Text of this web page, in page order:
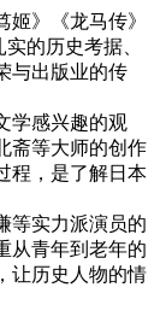
姬》《龙马传》
的历史考据、
与出版业的传
学感兴趣的观
斋等大师的创作
程，是了解日本
等实力派演员的
从青年到老年的
让历史人物的情